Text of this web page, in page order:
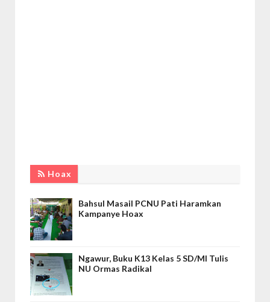
Hoax
Bahsul Masail PCNU Pati Haramkan
Kampanye Hoax
Ngawur, Buku K13 Kelas 5 SD/MI Tulis
NU Ormas Radikal